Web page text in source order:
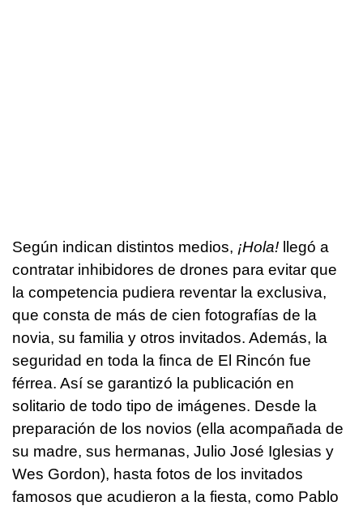
Según indican distintos medios, ¡Hola! llegó a
contratar inhibidores de drones para evitar que
la competencia pudiera reventar la exclusiva,
que consta de más de cien fotografías de la
novia, su familia y otros invitados. Además, la
seguridad en toda la finca de El Rincón fue
férrea. Así se garantizó la publicación en
solitario de todo tipo de imágenes. Desde la
preparación de los novios (ella acompañada de
su madre, sus hermanas, Julio José Iglesias y
Wes Gordon), hasta fotos de los invitados
famosos que acudieron a la fiesta, como Pablo